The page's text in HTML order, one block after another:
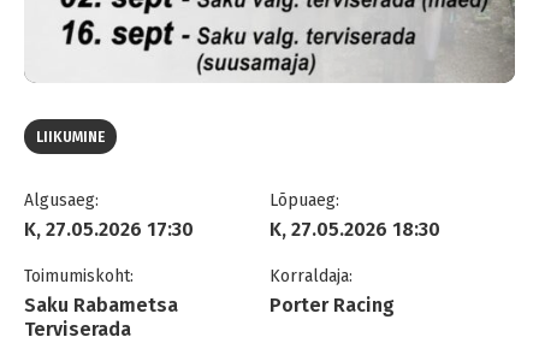
LIIKUMINE
Algusaeg:
K, 27.05.2026 17:30
Lõpuaeg:
K, 27.05.2026 18:30
Toimumiskoht:
Saku Rabametsa
Terviserada
Korraldaja:
Porter Racing